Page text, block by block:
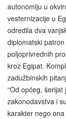
autonomiju u
vesternizacije u
odredila dva
diplomatski
poljoprivrednih
kroz Egipat.
zadužbinskih
“Od općeg,
zakonodavstva i
karakter nego